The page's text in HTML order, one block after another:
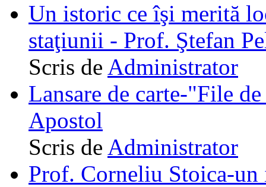
Un istoric ce îşi merită
staţiunii - Prof. Ştefan
Scris de Administrator
Lansare de carte-"File
Apostol
Scris de Administrator
Prof. Corneliu Stoica-